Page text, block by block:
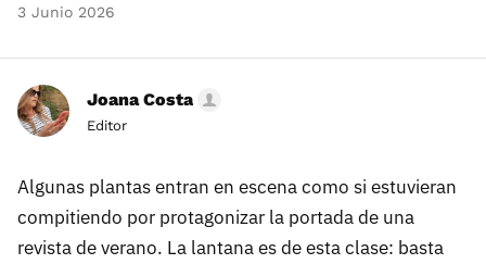
3 Junio 2026
Joana Costa
Editor
Algunas plantas entran en escena como si estuvieran
compitiendo por protagonizar la portada de una
revista de verano. La lantana es de esta clase: basta